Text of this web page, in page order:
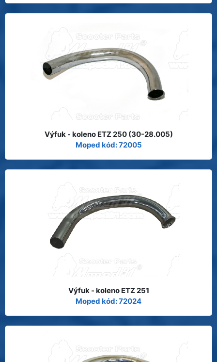
Výfuk - koleno ETZ 250 (30-28.005)
Moped kód: 72005
Výfuk - koleno ETZ 251
Moped kód: 72024